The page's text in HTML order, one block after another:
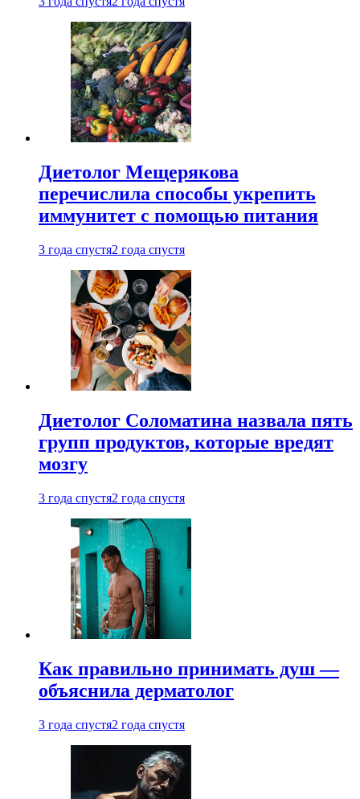
Диетолог Мещерякова
перечислила способы укрепить
иммунитет с помощью питания
3 года спустя2 года спустя
Диетолог Соломатина назвала пять
групп продуктов, которые вредят
мозгу
3 года спустя2 года спустя
Как правильно принимать душ —
объяснила дерматолог
3 года спустя2 года спустя